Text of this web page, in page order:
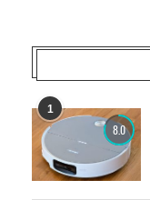
1
8.0